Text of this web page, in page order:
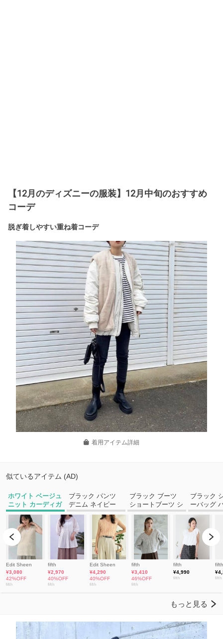
【12月のディズニーの服装】12月中旬のおすすめ
コーデ
脱ぎ着しやすい重ね着コーデ
着用アイテム詳細